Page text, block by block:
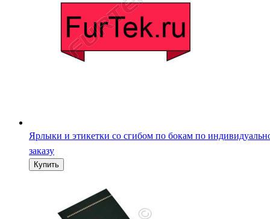
Ярлыки и этикетки со сгибом по бокам по
заказу